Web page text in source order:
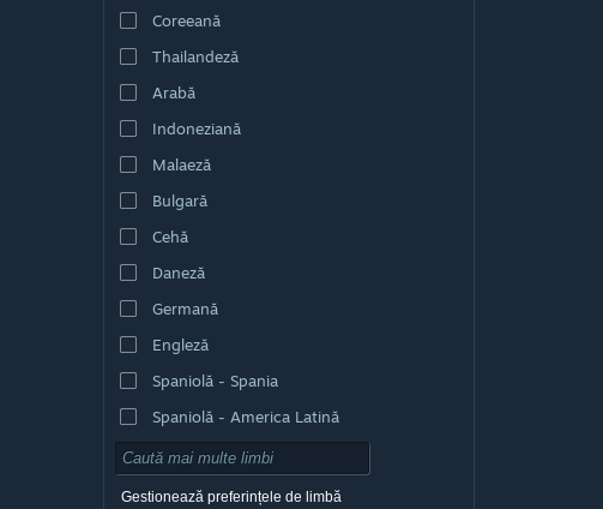
Coreeană
Thailandeză
Arabă
Indoneziană
Malaeză
Bulgară
Cehă
Daneză
Germană
Engleză
Spaniolă - Spania
Spaniolă - America Latină
Gestionează preferințele de limbă